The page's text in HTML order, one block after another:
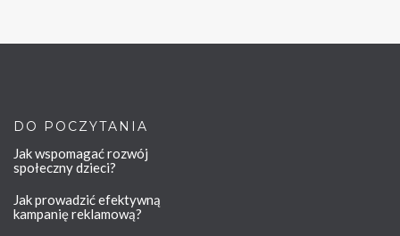
DO POCZYTANIA
Jak wspomagać rozwój
społeczny dzieci?
Jak prowadzić efektywną
kampanię reklamową?